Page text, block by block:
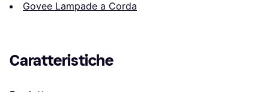
Govee Lampade a Corda
Caratteristiche